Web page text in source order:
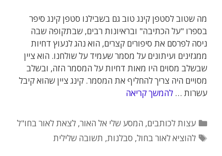
מה שטוב לסטפן קינג טוב גם בשבילנו סטפן קינג סיפר
בספרו "על הכתיבה" ובראיונות רבים, שבתקופה שבה
ניסה לפרסם את סיפורים קצרים, הוא נהג לנעוץ דחיות
ממגזינים ועיתונים על מסמר שעמיד על שולחנו. הוא ציין
שבשלב מסוים היו מאות דחיות על המסמר הזה, ובשלב
מסויים היה צריך להחליף את המסמר. קינג ציין שהוא קיבל
עשרות … להמשך קריאה
קטגוריות
עצות לכותבים, המסע שלי אל האור,לצאת לאור בחו"ל
תגיות
להוציא לאור בחול, סבלנות, תשובה שלילית